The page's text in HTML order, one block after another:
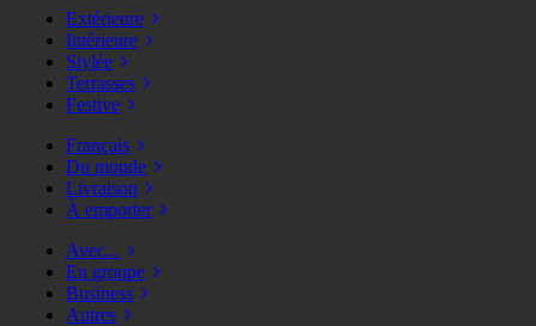
Extérieure
Intérieure
Stylée
Terrasses
Festive
Français
Du monde
Livraison
À emporter
Avec...
En groupe
Business
Autres